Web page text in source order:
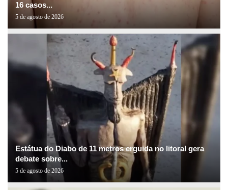
16 casos...
5 de agosto de 2026
Estátua do Diabo de 11 metros erguida no litoral gera
debate sobre...
5 de agosto de 2026